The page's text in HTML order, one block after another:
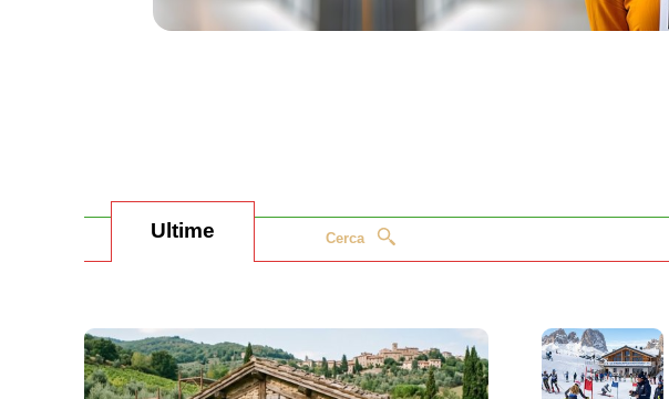
Ultime Cerca